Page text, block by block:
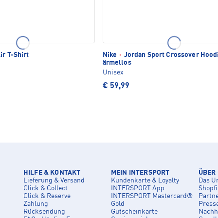
T-Shirt Nike · Jordan Sport Crossover
ärmellos
Unisex
€ 59,99
HILFE & KONTAKT
Lieferung & Versand
Click & Collect
Click & Reserve
Zahlung
Rücksendung
MEIN INTERSPORT
Kundenkarte & Loyalty
INTERSPORT App
INTERSPORT Mastercard®
Gold
Gutscheinkarte
ÜBER
Das